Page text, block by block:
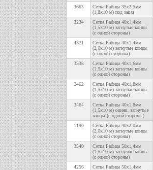
3663
Сетка Рабица 35х2,5мм
(1,8х10 м) под заказ
3234
Сетка Рабица 40х1,4мм
(1,5х10 м) загнутые концы
(с одной стороны)
4321
Сетка Рабица 40х1,4мм
(2,0х10 м) загнутые концы
(с одной стороны)
3538
Сетка Рабица 40х1,6мм
(1,5х10 м) загнутые концы
(с одной стороны)
3462
Сетка Рабица 40х1,8мм
(1,5х10 м) загнутые концы
(с одной стороны)
3464
Сетка Рабица 40х1,8мм
(1,5х10 м) оцинк. загнутые
концы (с одной стороны)
1190
Сетка Рабица 40х2.0мм
(2,0х10 м) загнутые концы
(с одной стороны)
3540
Сетка Рабица 50х1,4мм
(1,5х10 м) загнутые концы
(с одной стороны)
4256
Сетка Рабица 50х1,4мм